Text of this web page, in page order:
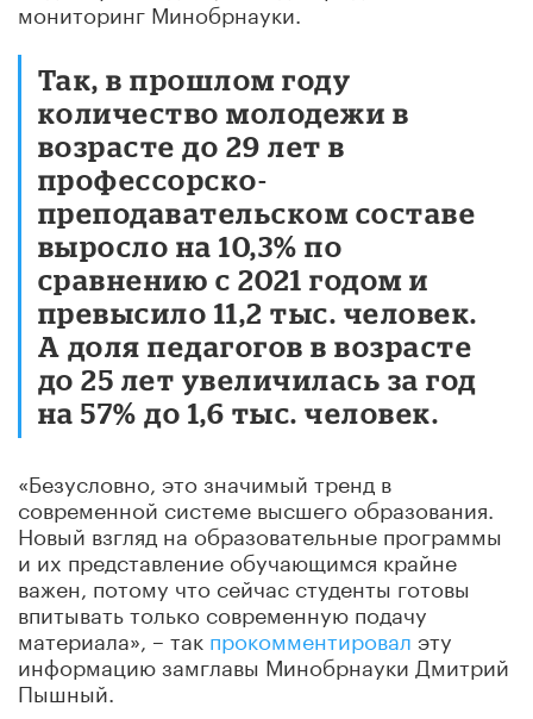
мониторинг Минобрнауки.
Так, в прошлом году
количество молодежи в
возрасте до 29 лет в
профессорско-
преподавательском составе
выросло на 10,3% по
сравнению с 2021 годом и
превысило 11,2 тыс. человек.
А доля педагогов в возрасте
до 25 лет увеличилась за год
на 57% до 1,6 тыс. человек.
«Безусловно, это значимый тренд в
современной системе высшего образования.
Новый взгляд на образовательные программы
и их представление обучающимся крайне
важен, потому что сейчас студенты готовы
впитывать только современную подачу
материала», – так прокомментировал эту
информацию замглавы Минобрнауки Дмитрий
Пышный.